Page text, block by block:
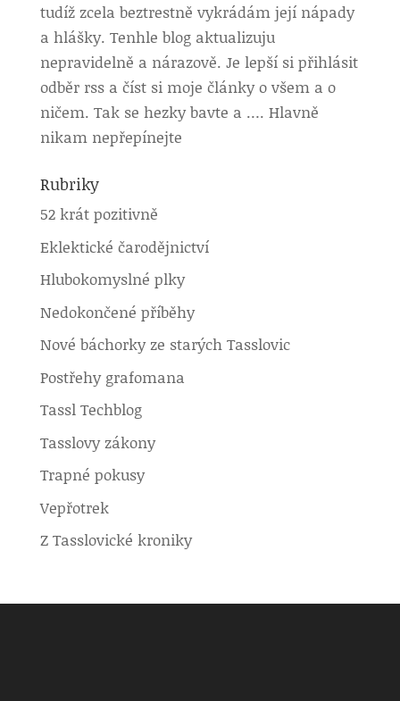
tudíž zcela beztrestně vykrádám její nápady
a hlášky. Tenhle blog aktualizuju
nepravidelně a nárazově. Je lepší si přihlásit
odběr rss a číst si moje články o všem a o
ničem. Tak se hezky bavte a …. Hlavně
nikam nepřepínejte
Rubriky
52 krát pozitivně
Eklektické čarodějnictví
Hlubokomyslné plky
Nedokončené příběhy
Nové báchorky ze starých Tasslovic
Postřehy grafomana
Tassl Techblog
Tasslovy zákony
Trapné pokusy
Vepřotrek
Z Tasslovické kroniky